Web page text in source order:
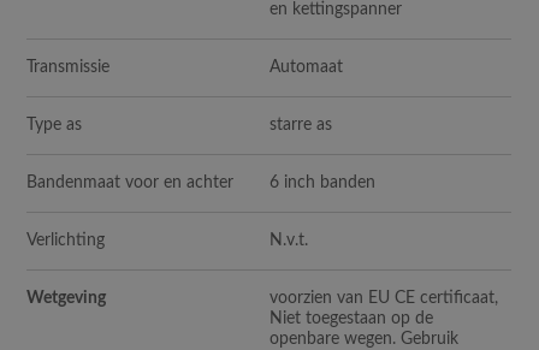
en kettingspanner
Transmissie Automaat
Type as starre as
Bandenmaat voor en achter 6 inch banden
Verlichting N.v.t.
Wetgeving
voorzien van EU CE certificaat,
Niet toegestaan op de
openbare wegen. Gebruik